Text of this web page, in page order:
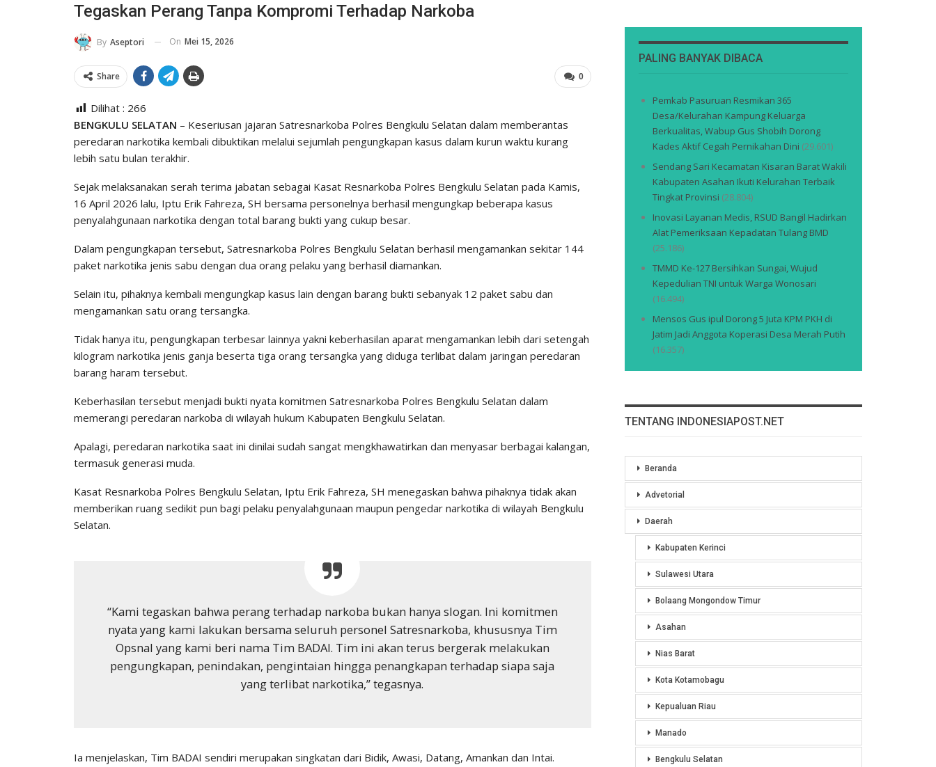
Tegaskan Perang Tanpa Kompromi Terhadap Narkoba
By Aseptori On Mei 15, 2026
0
Share
Dilihat : 266
BENGKULU SELATAN – Keseriusan jajaran Satresnarkoba Polres Bengkulu Selatan dalam memberantas
peredaran narkotika kembali dibuktikan melalui sejumlah pengungkapan kasus dalam kurun waktu kurang
lebih satu bulan terakhir.
Sejak melaksanakan serah terima jabatan sebagai Kasat Resnarkoba Polres Bengkulu Selatan pada Kamis,
16 April 2026 lalu, Iptu Erik Fahreza, SH bersama personelnya berhasil mengungkap beberapa kasus
penyalahgunaan narkotika dengan total barang bukti yang cukup besar.
Dalam pengungkapan tersebut, Satresnarkoba Polres Bengkulu Selatan berhasil mengamankan sekitar 144
paket narkotika jenis sabu dengan dua orang pelaku yang berhasil diamankan.
Selain itu, pihaknya kembali mengungkap kasus lain dengan barang bukti sebanyak 12 paket sabu dan
mengamankan satu orang tersangka.
Tidak hanya itu, pengungkapan terbesar lainnya yakni keberhasilan aparat mengamankan lebih dari setengah
kilogram narkotika jenis ganja beserta tiga orang tersangka yang diduga terlibat dalam jaringan peredaran
barang haram tersebut.
Keberhasilan tersebut menjadi bukti nyata komitmen Satresnarkoba Polres Bengkulu Selatan dalam
memerangi peredaran narkoba di wilayah hukum Kabupaten Bengkulu Selatan.
Apalagi, peredaran narkotika saat ini dinilai sudah sangat mengkhawatirkan dan menyasar berbagai kalangan,
termasuk generasi muda.
Kasat Resnarkoba Polres Bengkulu Selatan, Iptu Erik Fahreza, SH menegaskan bahwa pihaknya tidak akan
memberikan ruang sedikit pun bagi pelaku penyalahgunaan maupun pengedar narkotika di wilayah Bengkulu
Selatan.
“Kami tegaskan bahwa perang terhadap narkoba bukan hanya slogan. Ini komitmen
nyata yang kami lakukan bersama seluruh personel Satresnarkoba, khususnya Tim
Opsnal yang kami beri nama Tim BADAI. Tim ini akan terus bergerak melakukan
pengungkapan, penindakan, pengintaian hingga penangkapan terhadap siapa saja
yang terlibat narkotika,” tegasnya.
Ia menjelaskan, Tim BADAI sendiri merupakan singkatan dari Bidik, Awasi, Datang, Amankan dan Intai.
PALING BANYAK DIBACA
Pemkab Pasuruan Resmikan 365
Desa/Kelurahan Kampung Keluarga
Berkualitas, Wabup Gus Shobih Dorong
Kades Aktif Cegah Pernikahan Dini (29.601)
Sendang Sari Kecamatan Kisaran Barat Wakili
Kabupaten Asahan Ikuti Kelurahan Terbaik
Tingkat Provinsi (28.804)
Inovasi Layanan Medis, RSUD Bangil Hadirkan
Alat Pemeriksaan Kepadatan Tulang BMD
(25.186)
TMMD Ke-127 Bersihkan Sungai, Wujud
Kepedulian TNI untuk Warga Wonosari
(16.494)
Mensos Gus ipul Dorong 5 Juta KPM PKH di
Jatim Jadi Anggota Koperasi Desa Merah Putih
(16.357)
TENTANG INDONESIAPOST.NET
Beranda
Advetorial
Daerah
Kabupaten Kerinci
Sulawesi Utara
Bolaang Mongondow Timur
Asahan
Nias Barat
Kota Kotamobagu
Kepualuan Riau
Manado
Bengkulu Selatan